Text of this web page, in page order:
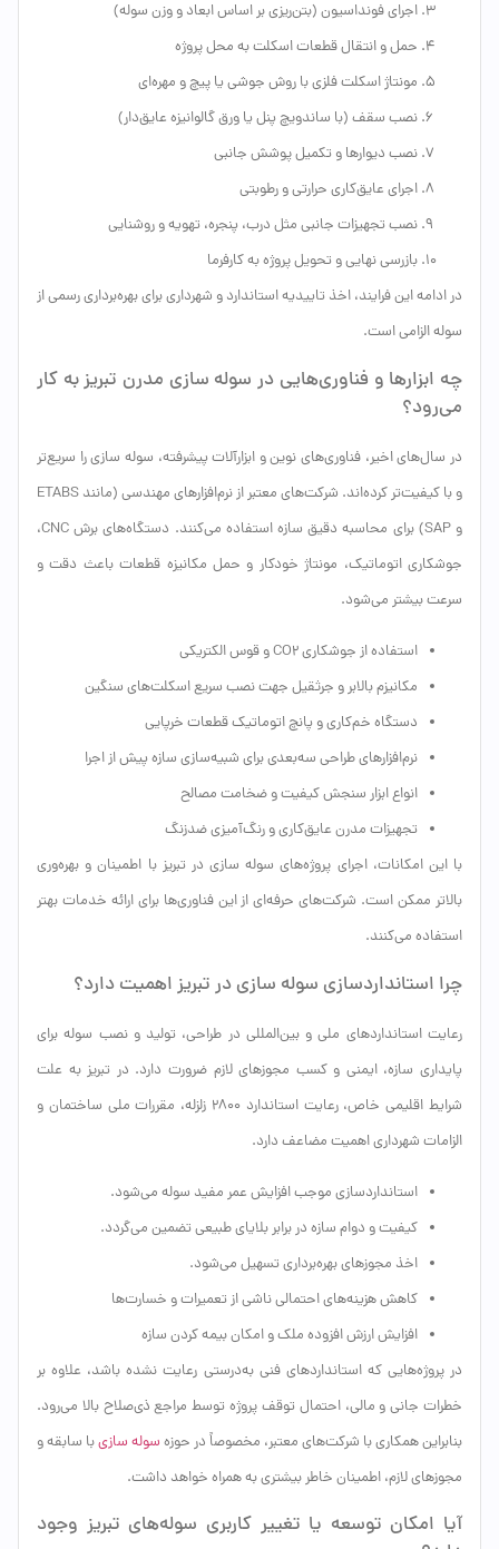
اجرای فونداسیون (بتن‌ریزی بر اساس ابعاد و وزن سوله)
حمل و انتقال قطعات اسکلت به محل پروژه
مونتاژ اسکلت فلزی با روش جوشی یا پیچ و مهره‌ای
نصب سقف (با ساندویچ پنل یا ورق گالوانیزه عایق‌دار)
نصب دیوارها و تکمیل پوشش جانبی
اجرای عایق‌کاری حرارتی و رطوبتی
نصب تجهیزات جانبی مثل درب، پنجره، تهویه و روشنایی
بازرسی نهایی و تحویل پروژه به کارفرما
در ادامه این فرایند، اخذ تاییدیه استاندارد و شهرداری برای بهره‌برداری رسمی از
سوله الزامی است.
چه ابزارها و فناوری‌هایی در سوله سازی مدرن تبریز به کار
می‌رود؟
در سال‌های اخیر، فناوری‌های نوین و ابزارآلات پیشرفته، سوله سازی را سریع‌تر
و با کیفیت‌تر کرده‌اند. شرکت‌های معتبر از نرم‌افزارهای مهندسی (مانند ETABS
و SAP) برای محاسبه دقیق سازه استفاده می‌کنند. دستگاه‌های برش CNC،
جوشکاری اتوماتیک، مونتاژ خودکار و حمل مکانیزه قطعات باعث دقت و
سرعت بیشتر می‌شود.
استفاده از جوشکاری CO2 و قوس الکتریکی
مکانیزم بالابر و جرثقیل جهت نصب سریع اسکلت‌های سنگین
دستگاه خم‌کاری و پانچ اتوماتیک قطعات خرپایی
نرم‌افزارهای طراحی سه‌بعدی برای شبیه‌سازی سازه پیش از اجرا
انواع ابزار سنجش کیفیت و ضخامت مصالح
تجهیزات مدرن عایق‌کاری و رنگ‌آمیزی ضدزنگ
با این امکانات، اجرای پروژه‌های سوله سازی در تبریز با اطمینان و بهره‌وری
بالاتر ممکن است. شرکت‌های حرفه‌ای از این فناوری‌ها برای ارائه خدمات بهتر
استفاده می‌کنند.
چرا استانداردسازی سوله سازی در تبریز اهمیت دارد؟
رعایت استانداردهای ملی و بین‌المللی در طراحی، تولید و نصب سوله برای
پایداری سازه، ایمنی و کسب مجوزهای لازم ضرورت دارد. در تبریز به علت
شرایط اقلیمی خاص، رعایت استاندارد ۲۸۰۰ زلزله، مقررات ملی ساختمان و
الزامات شهرداری اهمیت مضاعف دارد.
استانداردسازی موجب افزایش عمر مفید سوله می‌شود.
کیفیت و دوام سازه در برابر بلایای طبیعی تضمین می‌گردد.
اخذ مجوزهای بهره‌برداری تسهیل می‌شود.
کاهش هزینه‌های احتمالی ناشی از تعمیرات و خسارت‌ها
افزایش ارزش افزوده ملک و امکان بیمه کردن سازه
در پروژه‌هایی که استانداردهای فنی به‌درستی رعایت نشده باشد، علاوه بر
خطرات جانی و مالی، احتمال توقف پروژه توسط مراجع ذی‌صلاح بالا می‌رود.
بنابراین همکاری با شرکت‌های معتبر، مخصوصاً در حوزه سوله سازیبا سابقه و
مجوزهای لازم، اطمینان خاطر بیشتری به همراه خواهد داشت.
آیا امکان توسعه یا تغییر کاربری سوله‌های تبریز وجود